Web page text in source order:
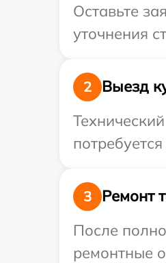
Оставьте
уточнения
2
Выезд
3
Ремонт
После
ремонтные